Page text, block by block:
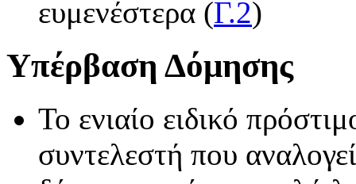
ευμενέστερα (Γ.2)
Υπέρβαση Δόμησης
Το ενιαίο ειδικό
συντελεστή που